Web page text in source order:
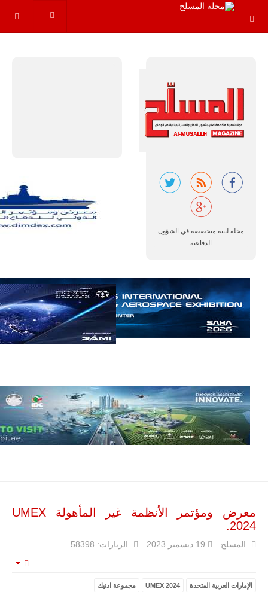
مجلة ليبية متخصصة في الشؤون
الدفاعية
في الطلب
المتوقع على
طائرات
سوبر توكانو.
الأفريقية أكبر
سوق عالمي
لطائرة الهجوم
الخفيف
المتقدم "A-29
سوبر توكانو"
نحو 150…
للمزيد
مالي |
أوريون مع
معرض ومؤتمر الأنظمة غير المأهولة UMEX
2024.
المسلح 19 ديسمبر 2023 الزيارات: 58398
الإمارات العربية المتحدة UMEX 2024 مجموعة ادنيك